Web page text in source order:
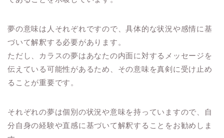
夢の意味は人それぞれですので、具体的な状況や感情に基
づいて解釈する必要があります。
ただし、カラスの夢はあなたの内面に対するメッセージを
伝えている可能性があるため、その意味を真剣に受け止め
ることが重要です。
それぞれの夢は個別の状況や意味を持っていますので、自
分自身の経験や直感に基づいて解釈することをお勧めしま